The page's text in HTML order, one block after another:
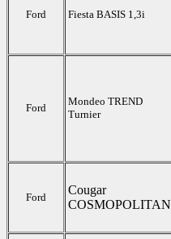
Ford Fiesta BASIS 1,3i
Ford
Mondeo TREND
Turnier
Ford
Cougar
COSMOPOLITAN